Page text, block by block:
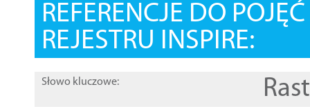
REFERENCJE DO
REJESTRU INSPIRE:
Słowo kluczowe: